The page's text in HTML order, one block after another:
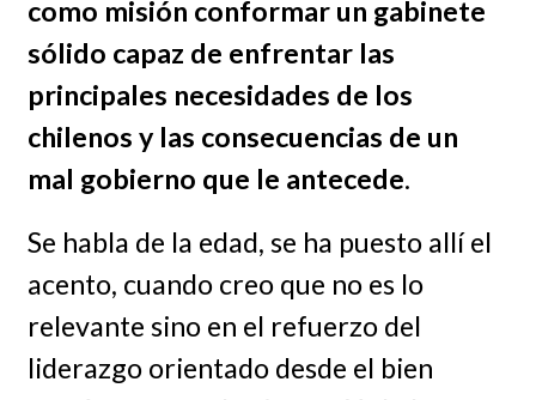
como misión conformar un gabinete
sólido capaz de enfrentar las
principales necesidades de los
chilenos y las consecuencias de un
mal gobierno que le antecede.
Se habla de la edad, se ha puesto allí el
acento, cuando creo que no es lo
relevante sino en el refuerzo del
liderazgo orientado desde el bien